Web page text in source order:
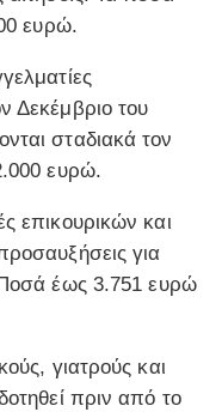
ευρώ.
Δεκέμβριο του
σταδιακά τον
ευρώ.
επικουρικών και
για
έως 3.751 ευρώ
γιατρούς και
πριν από το